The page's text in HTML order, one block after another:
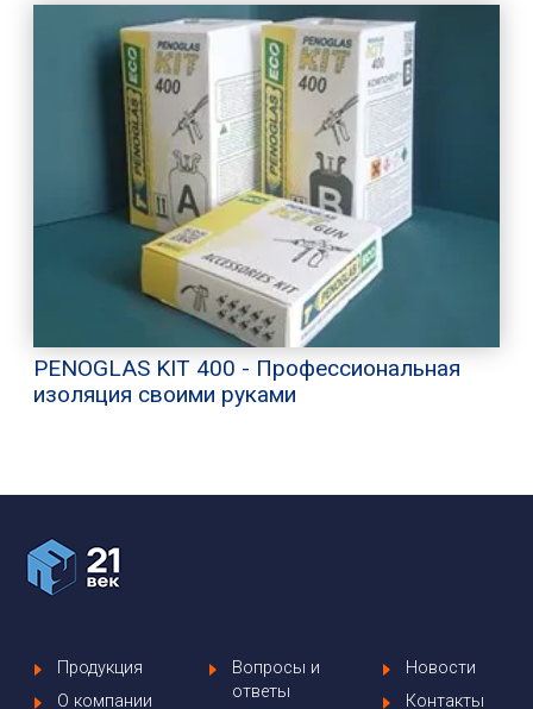
PENOGLAS KIT 400 - Профессиональная
изоляция своими руками
Продукция
О компании
Вопросы и
ответы
Новости
Контакты